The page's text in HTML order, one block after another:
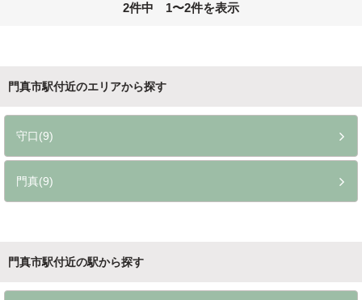
2件中 1〜2件を表示
門真市駅付近のエリアから探す
守口(9)
門真(9)
門真市駅付近の駅から探す